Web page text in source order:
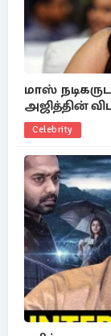
மாஸ்
அஜித்தின்
Celebrity